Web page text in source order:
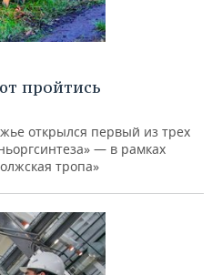
пройтись
открылся первый из трех
— в рамках
тропа»